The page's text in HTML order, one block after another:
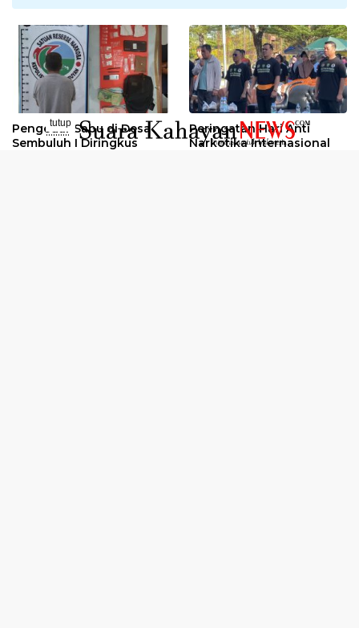
Pengedar Sabu di Desa
Sembuluh I Diringkus
Peringatan Hari Anti
Narkotika Internasional
tutup
..........